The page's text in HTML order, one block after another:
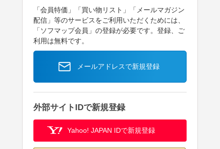
「会員特価」「買い物リスト」「メールマガジン
配信」等のサービスをご利用いただくためには、
「ソフマップ会員」の登録が必要です。登録、ご
利用は無料です。
メールアドレスで新規登録
外部サイトIDで新規登録
Yahoo! JAPAN IDで新規登録